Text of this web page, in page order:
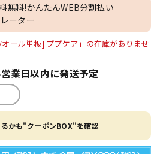
無料!かんたんWEB分割払い
ーター
ール単板] ププケア」の在庫がありませ
業日以内に発送予定
かも"クーポンBOX"を確認